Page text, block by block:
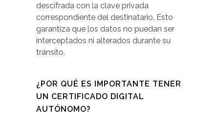
descifrada con la clave privada
correspondiente del destinatario. Esto
garantiza que los datos no puedan ser
interceptados ni alterados durante su
tránsito.
¿POR QUÉ ES IMPORTANTE TENER
UN CERTIFICADO DIGITAL
AUTÓNOMO?